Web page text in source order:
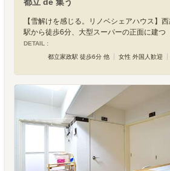
【雪解けを感じる。リノベシェアハウス】
駅から徒歩6分、大型スーパーの正面に建つ
DETAIL :
都立家政駅 徒歩6分 他
女性 外国人歓迎